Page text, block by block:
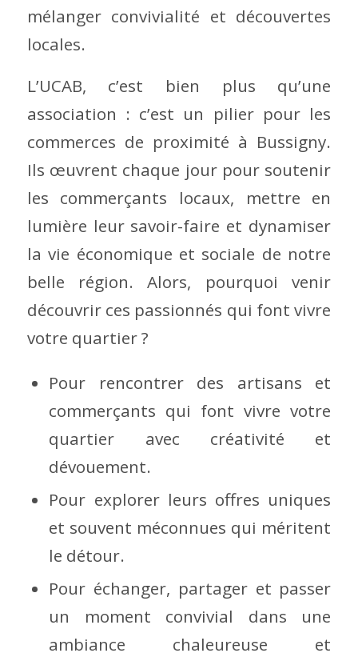
mélanger convivialité et découvertes
locales.
L’UCAB, c’est bien plus qu’une
association : c’est un pilier pour les
commerces de proximité à Bussigny.
Ils œuvrent chaque jour pour soutenir
les commerçants locaux, mettre en
lumière leur savoir-faire et dynamiser
la vie économique et sociale de notre
belle région. Alors, pourquoi venir
découvrir ces passionnés qui font vivre
votre quartier ?
Pour rencontrer des artisans et
commerçants qui font vivre votre
quartier avec créativité et
dévouement.
Pour explorer leurs offres uniques
et souvent méconnues qui méritent
le détour.
Pour échanger, partager et passer
un moment convivial dans une
ambiance chaleureuse et